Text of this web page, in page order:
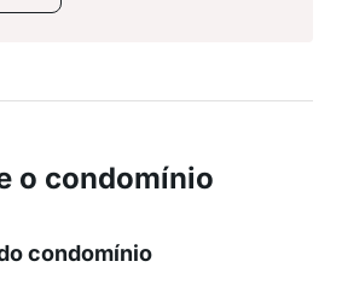
o condomínio
condomínio